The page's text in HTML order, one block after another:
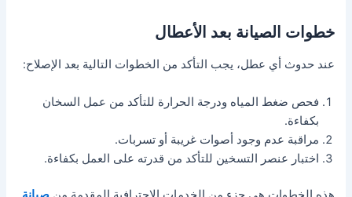
خطوات الصيانة بعد الأعطال
عند حدوث أي عطل، يجب التأكد من الخطوات التالية بعد الإصلاح:
فحص ضغط المياه ودرجة الحرارة للتأكد من عمل السخان
بكفاءة.
مراقبة عدم وجود أصوات غريبة أو تسربات.
اختبار عنصر التسخين للتأكد من قدرته على العمل بكفاءة.